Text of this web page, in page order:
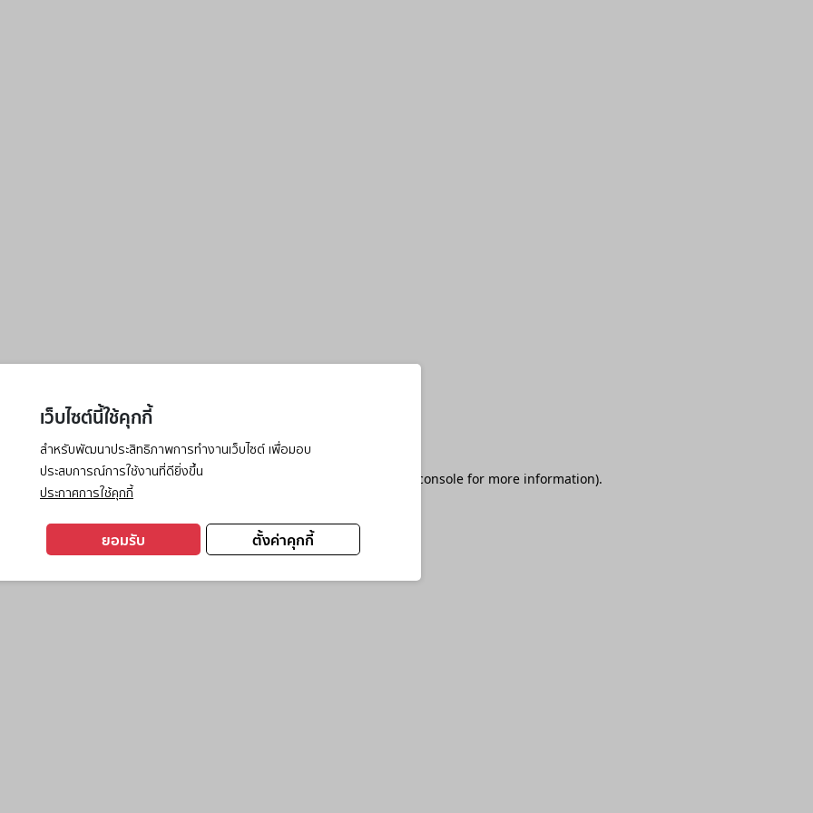
เว็บไซต์นี้ใช้คุกกี้
สำหรับพัฒนาประสิทธิภาพการทำงานเว็บไซต์ เพื่อมอบ
ประสบการณ์การใช้งานที่ดียิ่งขึ้น
ประกาศการใช้คุกกี้
ตั้งค่าคุกกี้
ยอมรับ
has occurred while loading browser console for more information).